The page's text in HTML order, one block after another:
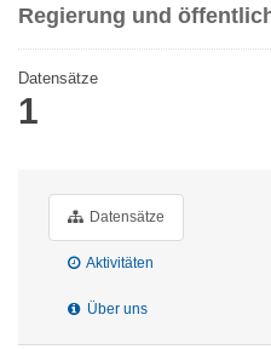
Regierung und
Datensätze
1
Datensätze
Aktivitäten
Über uns